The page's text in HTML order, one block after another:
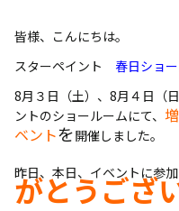
雨漏り診断
カラーシミュレーシ
新着情報
運営会社
皆様、こんにちは。
スターペイント 春日ショ
8月３日（土）、8月４日（
ントのショールームにて、
ベントを開催しました。
昨日、本日、イベントに参
がとうござ